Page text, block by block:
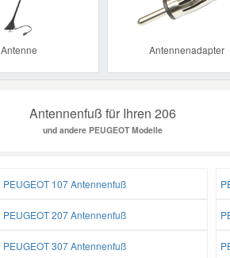
Antenne Antennenadapter
Antennenfuß für Ihren 206
und andere PEUGEOT Modelle
PEUGEOT 107 Antennenfuß
PEUGEOT 207 Antennenfuß
PEUGEOT 307 Antennenfuß